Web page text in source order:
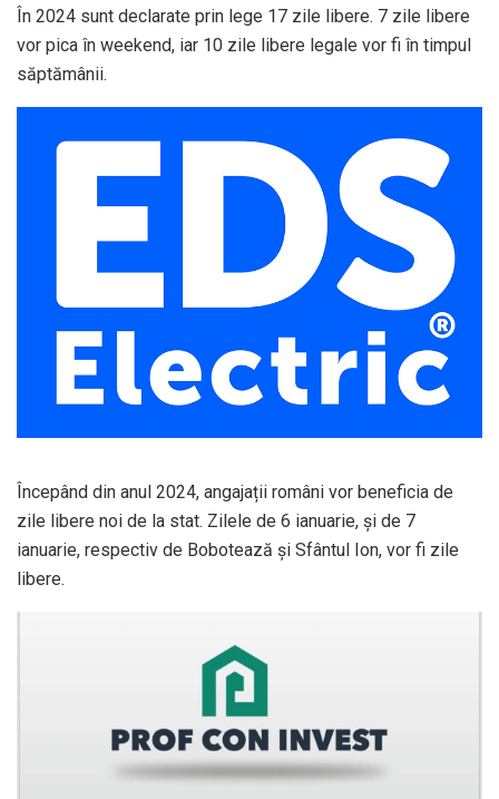
În 2024 sunt declarate prin lege 17 zile libere. 7 zile libere
vor pica în weekend, iar 10 zile libere legale vor fi în timpul
săptămânii.
Începând din anul 2024, angajații români vor beneficia de
zile libere noi de la stat. Zilele de 6 ianuarie, și de 7
ianuarie, respectiv de Bobotează și Sfântul Ion, vor fi zile
libere.